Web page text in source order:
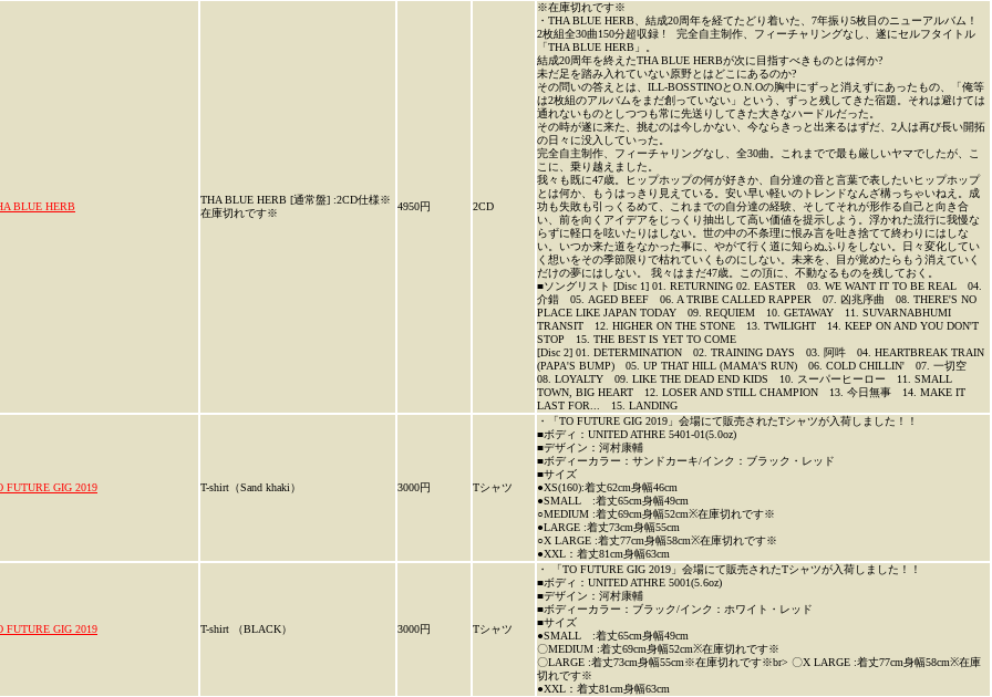
BLUE HERB
THA BLUE HERB [通常盤] :2CD仕様※
在庫切れです※
4950円 2CD
※在庫切れです※
・THA BLUE HERB、結成20周年を経てたどり着いた、7年振り5枚目のニューアルバム！
2枚組全30曲150分超収録 ! 完全自主制作、フィーチャリングなし、遂にセルフタイトル
「THA BLUE HERB」。
結成20周年を終えたTHA BLUE HERBが次に目指すべきものとは何か?
未だ足を踏み入れていない原野とはどこにあるのか?
その問いの答えとは、ILL-BOSSTINOとO.N.Oの胸中にずっと消えずにあったもの、「俺等
は2枚組のアルバムをまだ創っていない」という、ずっと残してきた宿題。それは避けては
通れないものとしつつも常に先送りしてきた大きなハードルだった。
その時が遂に来た、挑むのは今しかない、今ならきっと出来るはずだ、2人は再び長い開拓
の日々に没入していった。
完全自主制作、フィーチャリングなし、全30曲。これまでで最も厳しいヤマでしたが、こ
こに、乗り越えました。
我々も既に47歳。ヒップホップの何が好きか、自分達の音と言葉で表したいヒップホップ
とは何か、もうはっきり見えている。安い早い軽いのトレンドなんざ構っちゃいねえ。成
功も失敗も引っくるめて、これまでの自分達の経験、そしてそれが形作る自己と向き合
い、前を向くアイデアをじっくり抽出して高い価値を提示しよう。浮かれた流行に我慢な
らずに軽口を呟いたりはしない。世の中の不条理に恨み言を吐き捨てて終わりにはしな
い。いつか来た道をなかった事に、やがて行く道に知らぬふりをしない。日々変化してい
く想いをその季節限りで枯れていくものにしない。未来を、目が覚めたらもう消えていく
だけの夢にはしない。 我々はまだ47歳。この頂に、不動なるものを残しておく。
■ソングリスト [Disc 1] 01. RETURNING 02. EASTER 03. WE WANT IT TO BE REAL 04.
介錯 05. AGED BEEF 06. A TRIBE CALLED RAPPER 07. 凶兆序曲 08. THERE'S NO
PLACE LIKE JAPAN TODAY 09. REQUIEM 10. GETAWAY 11. SUVARNABHUMI
TRANSIT 12. HIGHER ON THE STONE 13. TWILIGHT 14. KEEP ON AND YOU DON'T
STOP 15. THE BEST IS YET TO COME
[Disc 2] 01. DETERMINATION 02. TRAINING DAYS 03. 阿吽 04. HEARTBREAK TRAIN
(PAPA'S BUMP) 05. UP THAT HILL (MAMA'S RUN) 06. COLD CHILLIN' 07. 一切空
08. LOYALTY 09. LIKE THE DEAD END KIDS 10. スーパーヒーロー 11. SMALL
TOWN, BIG HEART 12. LOSER AND STILL CHAMPION 13. 今日無事 14. MAKE IT
LAST FOR... 15. LANDING
FUTURE GIG 2019 T-shirt（Sand khaki） 3000円 Tシャツ
・「TO FUTURE GIG 2019」会場にて販売されたTシャツが入荷しました！！
■ボディ：UNITED ATHRE 5401-01(5.0oz)
■デザイン：河村康輔
■ボディーカラー：サンドカーキ/インク：ブラック・レッド
■サイズ
●XS(160):着丈62cm身幅46cm
●SMALL :着丈65cm身幅49cm
○MEDIUM :着丈69cm身幅52cm※在庫切れです※
●LARGE :着丈73cm身幅55cm
○X LARGE :着丈77cm身幅58cm※在庫切れです※
●XXL：着丈81cm身幅63cm
FUTURE GIG 2019 T-shirt （BLACK） 3000円 Tシャツ
・ 「TO FUTURE GIG 2019」会場にて販売されたTシャツが入荷しました！！
■ボディ：UNITED ATHRE 5001(5.6oz)
■デザイン：河村康輔
■ボディーカラー：ブラック/インク：ホワイト・レッド
■サイズ
●SMALL :着丈65cm身幅49cm
〇MEDIUM :着丈69cm身幅52cm※在庫切れです※
〇LARGE :着丈73cm身幅55cm※在庫切れです※br> 〇X LARGE :着丈77cm身幅58cm※在庫
切れです※
●XXL：着丈81cm身幅63cm